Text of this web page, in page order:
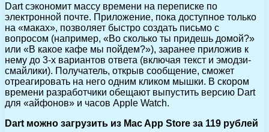
Dart сэкономит массу времени на переписке по
электронной почте. Приложение, пока доступное только
на «маках», позволяет быстро создать письмо с
вопросом (например, «Во сколько ты придешь домой?»
или «В какое кафе мы пойдем?»), заранее приложив к
нему до 3-х вариантов ответа (включая текст и эмодзи-
смайлики). Получатель, открыв сообщение, сможет
отреагировать на него одним кликом мышки. В скором
времени разработчики обещают выпустить версию Dart
для «айфонов» и часов Apple Watch.
Dart можно загрузить из Mac App Store за 119 рублей